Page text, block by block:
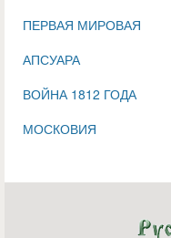
ПЕРВАЯ МИРОВАЯ
АПСУАРА
ВОЙНА 1812 ГОДА
МОСКОВИЯ